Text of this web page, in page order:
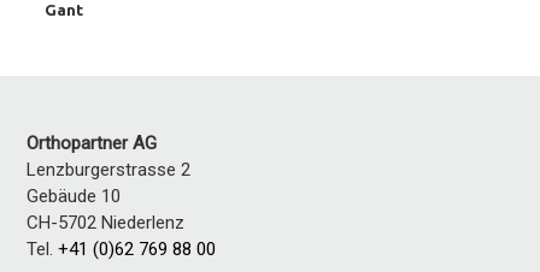
Gant
Orthopartner AG
Lenzburgerstrasse 2
Gebäude 10
CH-5702 Niederlenz
Tel.+41 (0)62 769 88 00